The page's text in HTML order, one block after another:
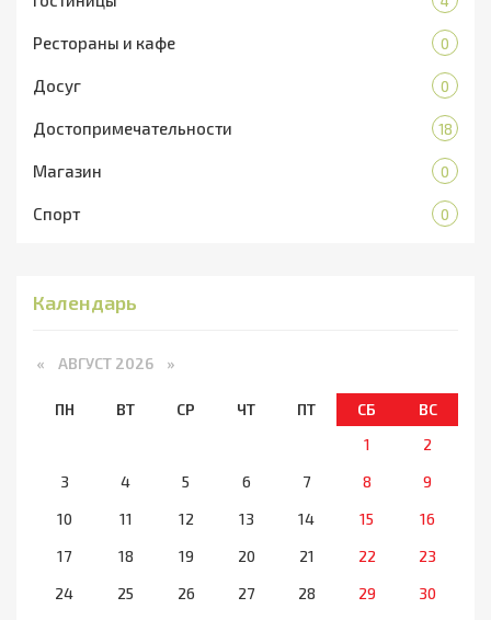
Рестораны и кафе 0
Досуг 0
Достопримечательности 18
Магазин 0
Спорт 0
Календарь
« АВГУСТ 2026 »
ПН ВТ СР ЧТ ПТ СБ
ВС
1
2
3
4 5 6 7 8
9
10
11 12 13 14 15
16
17
18 19 20 21 22
23
24
25 26 27 28 29
30